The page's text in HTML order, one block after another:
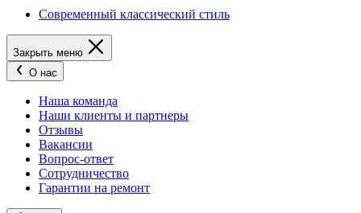
Современный классический стиль
Закрыть меню
О нас
Наша команда
Наши клиенты и партнеры
Отзывы
Вакансии
Вопрос-ответ
Сотрудничество
Гарантии на ремонт